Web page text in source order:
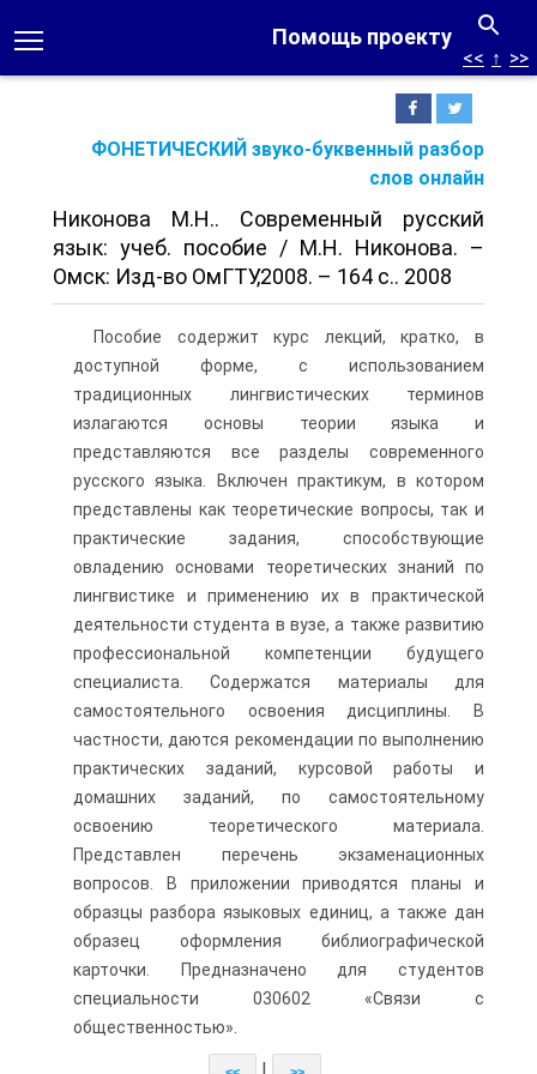
Помощь проекту
ФОНЕТИЧЕСКИЙ звуко-буквенный разбор
слов онлайн
<< ↑ >>
Никонова М.Н.. Современный русский
язык: учеб. пособие / М.Н. Никонова. –
Омск: Изд-во ОмГТУ,2008. – 164 с.. 2008
Пособие содержит курс лекций, кратко, в
доступной форме, с использованием
традиционных лингвистических терминов
излагаются основы теории языка и
представляются все разделы современного
русского языка. Включен практикум, в котором
представлены как теоретические вопросы, так и
практические задания, способствующие
овладению основами теоретических знаний по
лингвистике и применению их в практической
деятельности студента в вузе, а также развитию
профессиональной компетенции будущего
специалиста. Содержатся материалы для
самостоятельного освоения дисциплины. В
частности, даются рекомендации по выполнению
практических заданий, курсовой работы и
домашних заданий, по самостоятельному
освоению теоретического материала.
Представлен перечень экзаменационных
вопросов. В приложении приводятся планы и
образцы разбора языковых единиц, а также дан
образец оформления библиографической
карточки. Предназначено для студентов
специальности 030602 «Связи с
общественностью».